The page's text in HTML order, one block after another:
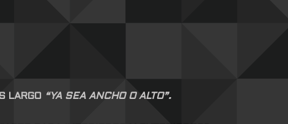
LARGO “YA SEA ANCHO O ALTO”.